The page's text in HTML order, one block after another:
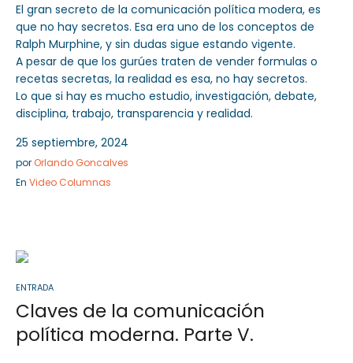
El gran secreto de la comunicación política modera, es
que no hay secretos. Esa era uno de los conceptos de
Ralph Murphine, y sin dudas sigue estando vigente.
A pesar de que los gurúes traten de vender formulas o
recetas secretas, la realidad es esa, no hay secretos.
Lo que si hay es mucho estudio, investigación, debate,
disciplina, trabajo, transparencia y realidad.
25 septiembre, 2024
por Orlando Goncalves
En Video Columnas
ENTRADA
Claves de la comunicación
política moderna. Parte V.